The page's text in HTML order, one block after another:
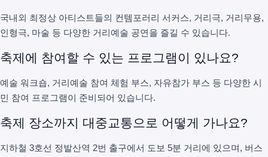
국내외 최정상 아티스트들의 컨템포러리 서커스, 거리극, 거리무용,
인형극, 마술 등 다양한 거리예술 공연을 즐길 수 있습니다.
축제에 참여할 수 있는 프로그램이 있나요?
예술 워크숍, 거리예술 참여 체험 부스, 자유참가 부스 등 다양한 시
민 참여 프로그램이 준비되어 있습니다.
축제 장소까지 대중교통으로 어떻게 가나요?
지하철 3호선 정발산역 2번 출구에서 도보 5분 거리에 있으며, 버스